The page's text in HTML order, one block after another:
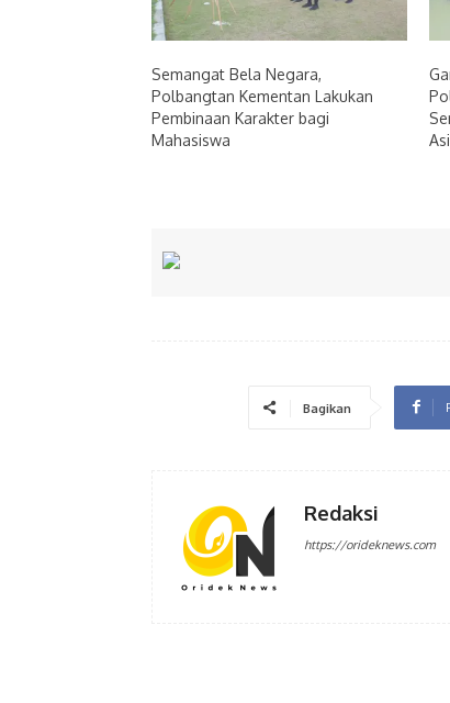
Semangat Bela Negara,
Polbangtan Kementan Lakukan
Pembinaan Karakter bagi
Mahasiswa
Bagikan
Redaksi
https://orideknews.com